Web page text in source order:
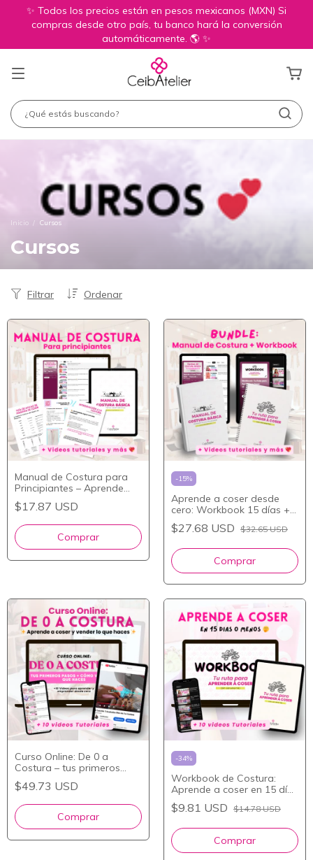
✨ Todos los precios están en pesos mexicanos (MXN) Si
compras desde otro país, tu banco hará la conversión
automáticamente. 🌎 ✨
Inicio / Cursos
Cursos
Ordenar
Filtrar
Manual de Costura para
Principiantes – Aprende
desde cero
$17.87 USD
-15%
Aprende a coser desde
cero: Workbook 15 días +
Manual de costura básica
$27.68 USD $32.65 USD
Curso Online: De 0 a
Costura – tus primeros
pasos + cómo vender lo
que haces
$49.73 USD
-34%
Workbook de Costura:
Aprende a coser en 15 días
desde cero
$9.81 USD $14.78 USD